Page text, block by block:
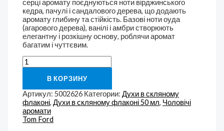
серці аромату поєднуються ноти вірджинського
кедра, пачулі і сандалового дерева, що додають
аромату глибину та стійкість. Базові ноти оуда
(агарового дерева), ванілі і амбри створюють
елегантну і розкішну основу, роблячи аромат
багатим і чуттєвим.
В КОРЗИНУ
Артикул:5002626 Категории:Духи в скляному
флаконі,Духи в скляному флаконі 50 мл, Чоловічі
аромати
Tom Ford